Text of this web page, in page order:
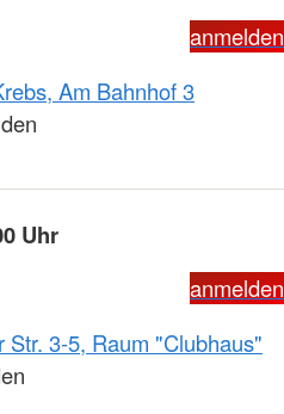
anmelden
Am Bahnhof 3
Uhr
anmelden
3-5, Raum "Clubhaus"